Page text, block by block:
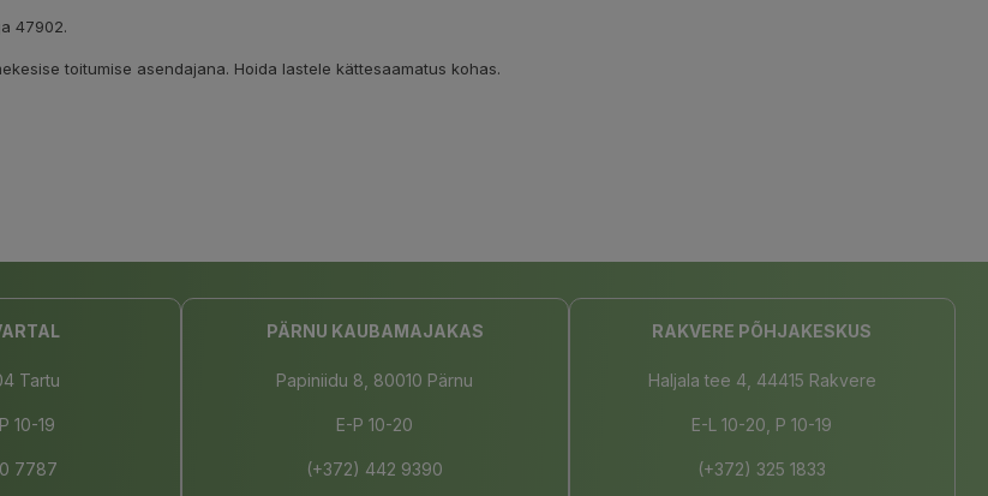
47902.
toitumise asendajana. Hoida lastele kättesaamatus kohas.
Tartu
10-19
7787
PÄRNU KAUBAMAJAKAS
Papiniidu 8, 80010 Pärnu
E-P 10-20
(+372) 442 9390
RAKVERE PÕHJAKESKUS
Haljala tee 4, 44415 Rakvere
E-L 10-20, P 10-19
(+372) 325 1833